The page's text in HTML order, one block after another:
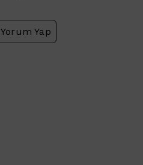
Yorum Yap